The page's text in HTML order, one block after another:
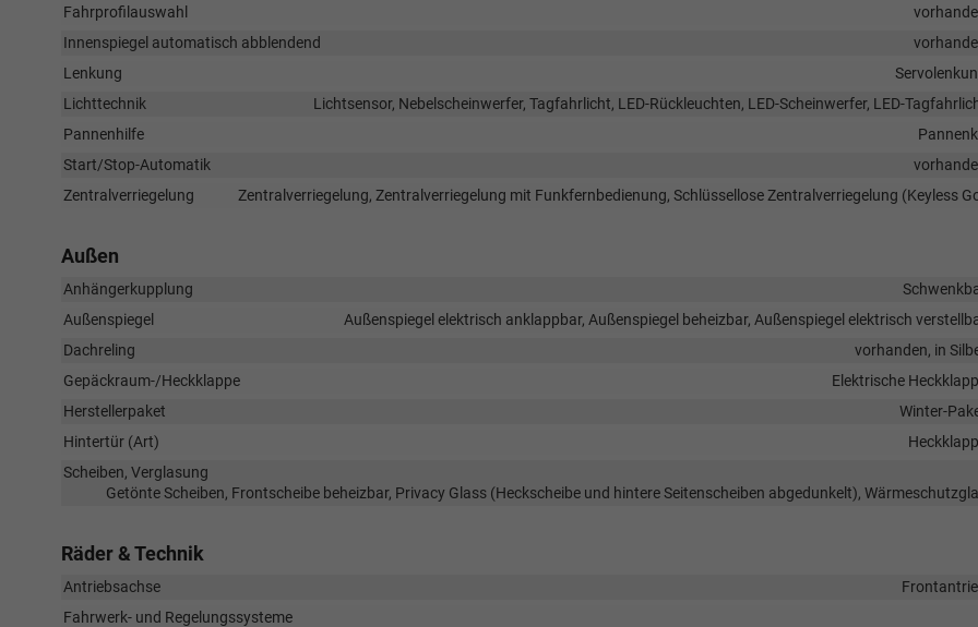
Fahrprofilauswahl
Innenspiegel automatisch abblendend
Lenkung
Lichttechnik
Lichtsensor, Nebelscheinwerfer, Tagfahrlicht, LED-Rückleuchten, LED-Scheinwerfer, LED-
Pannenhilfe
Start/Stop-Automatik
Zentralverriegelung
Zentralverriegelung, Zentralverriegelung mit Funkfernbedienung, Schlüssellose Zentralverriegelung (Keyless
Außen
Anhängerkupplung
Außenspiegel
Außenspiegel elektrisch anklappbar, Außenspiegel beheizbar, Außenspiegel elektrisch
Dachreling
vorhanden, in
Gepäckraum-/Heckklappe
Elektrische
Herstellerpaket
Winter-
Hintertür (Art)
Scheiben, Verglasung
Getönte Scheiben, Frontscheibe beheizbar, Privacy Glass (Heckscheibe und hintere Seitenscheiben abgedunkelt),
Räder & Technik
Antriebsachse
Fahrwerk- und Regelungssysteme